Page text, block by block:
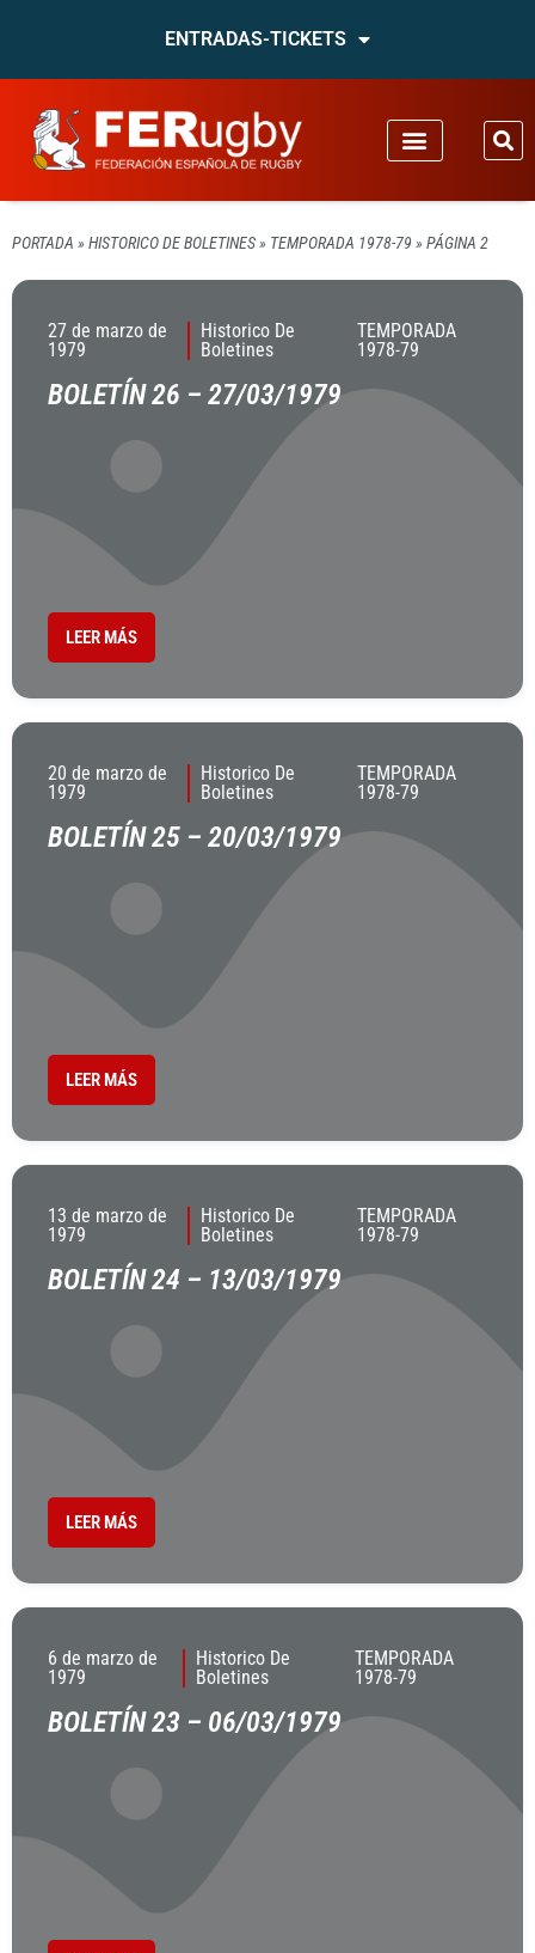
ENTRADAS-TICKETS
PORTADA » HISTORICO DE BOLETINES» TEMPORADA 1978-79 » PÁGINA 2
27 de marzo de
1979
Historico De
Boletines
TEMPORADA
1978-79
BOLETÍN 26 – 27/03/1979
LEER MÁS
20 de marzo de
1979
Historico De
Boletines
TEMPORADA
1978-79
BOLETÍN 25 – 20/03/1979
LEER MÁS
13 de marzo de
1979
Historico De
Boletines
TEMPORADA
1978-79
BOLETÍN 24 – 13/03/1979
LEER MÁS
6 de marzo de
1979
Historico De
Boletines
TEMPORADA
1978-79
BOLETÍN 23 – 06/03/1979